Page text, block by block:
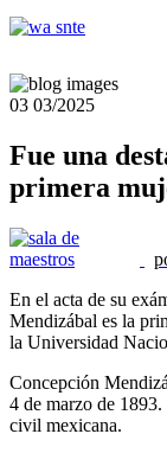
03 03/2025
Fue una
primera
En el acta de su
Mendizábal es la
la Universidad
Concepción
4 de marzo de
civil mexicana.